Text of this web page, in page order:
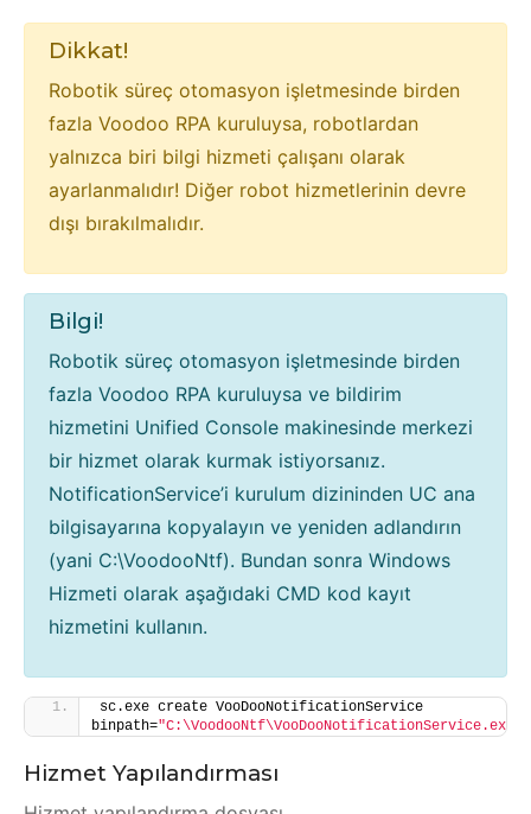
Dikkat!
Robotik süreç otomasyon işletmesinde birden
fazla Voodoo RPA kuruluysa, robotlardan
yalnızca biri bilgi hizmeti çalışanı olarak
ayarlanmalıdır! Diğer robot hizmetlerinin devre
dışı bırakılmalıdır.
Bilgi!
Robotik süreç otomasyon işletmesinde birden
fazla Voodoo RPA kuruluysa ve bildirim
hizmetini Unified Console makinesinde merkezi
bir hizmet olarak kurmak istiyorsanız.
NotificationService’i kurulum dizininden UC ana
bilgisayarına kopyalayın ve yeniden adlandırın
(yani C:\VoodooNtf). Bundan sonra Windows
Hizmeti olarak aşağıdaki CMD kod kayıt
hizmetini kullanın.
sc.exe create VooDooNotificationService
binpath="C:\VoodooNtf\VooDooNotificationService.exe"
Hizmet Yapılandırması